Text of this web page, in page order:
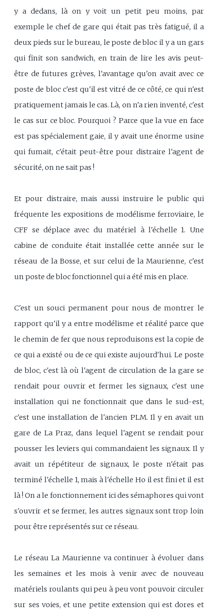
y a dedans, là on y voit un petit peu moins, par
exemple le chef de gare qui était pas très fatigué, il a
deux pieds sur le bureau, le poste de bloc il y a un gars
qui finit son sandwich, en train de lire les avis peut-
être de futures grèves, l'avantage qu'on avait avec ce
poste de bloc c'est qu'il est vitré de ce côté, ce qui n'est
pratiquement jamais le cas. Là, on n'a rien inventé, c'est
le cas sur ce bloc. Pourquoi ? Parce que la vue en face
est pas spécialement gaie, il y avait une énorme usine
qui fumait, c'était peut-être pour distraire l'agent de
sécurité, on ne sait pas !
Et pour distraire, mais aussi instruire le public qui
fréquente les expositions de modélisme ferroviaire, le
CFF se déplace avec du matériel à l'échelle 1. Une
cabine de conduite était installée cette année sur le
réseau de la Bosse, et sur celui de la Maurienne, c'est
un poste de bloc fonctionnel qui a été mis en place.
C'est un souci permanent pour nous de montrer le
rapport qu'il y a entre modélisme et réalité parce que
le chemin de fer que nous reproduisons est la copie de
ce qui a existé ou de ce qui existe aujourd'hui. Le poste
de bloc, c'est là où l'agent de circulation de la gare se
rendait pour ouvrir et fermer les signaux, c'est une
installation qui ne fonctionnait que dans le sud-est,
c'est une installation de l'ancien PLM. Il y en avait un
gare de La Praz, dans lequel l'agent se rendait pour
pousser les leviers qui commandaient les signaux. Il y
avait un répétiteur de signaux, le poste n'était pas
terminé l'échelle 1, mais à l'échelle Ho il est fini et il est
là ! On a le fonctionnement ici des sémaphores qui vont
s'ouvrir et se fermer, les autres signaux sont trop loin
pour être représentés sur ce réseau.
Le réseau La Maurienne va continuer à évoluer dans
les semaines et les mois à venir avec de nouveau
matériels roulants qui peu à peu vont pouvoir circuler
sur ses voies, et une petite extension qui est dores et